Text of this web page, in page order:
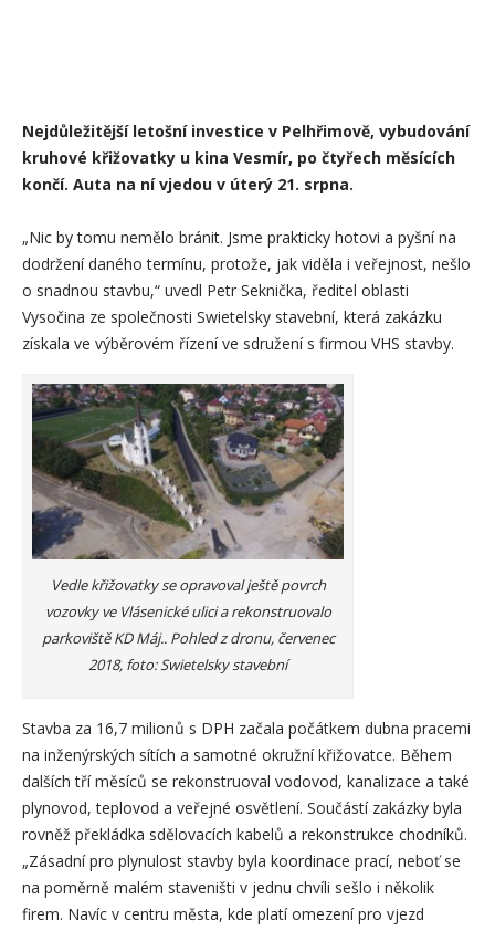
Nejdůležitější letošní investice v Pelhřimově, vybudování
kruhové křižovatky u kina Vesmír, po čtyřech měsících
končí. Auta na ní vjedou v úterý 21. srpna.
„Nic by tomu nemělo bránit. Jsme prakticky hotovi a pyšní na
dodržení daného termínu, protože, jak viděla i veřejnost, nešlo
o snadnou stavbu,“ uvedl Petr Seknička, ředitel oblasti
Vysočina ze společnosti Swietelsky stavební, která zakázku
získala ve výběrovém řízení ve sdružení s firmou VHS stavby.
Vedle křižovatky se opravoval ještě povrch
vozovky ve Vlásenické ulici a rekonstruovalo
parkoviště KD Máj.. Pohled z dronu, červenec
2018, foto: Swietelsky stavební
Stavba za 16,7 milionů s DPH začala počátkem dubna pracemi
na inženýrských sítích a samotné okružní křižovatce. Během
dalších tří měsíců se rekonstruoval vodovod, kanalizace a také
plynovod, teplovod a veřejné osvětlení. Součástí zakázky byla
rovněž překládka sdělovacích kabelů a rekonstrukce chodníků.
„Zásadní pro plynulost stavby byla koordinace prací, neboť se
na poměrně malém staveništi v jednu chvíli sešlo i několik
firem. Navíc v centru města, kde platí omezení pro vjezd